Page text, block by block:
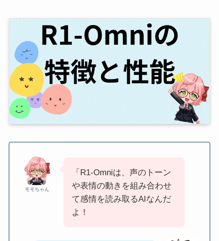
モモちゃん
「R1-Omniは、声のトーン
や表情の動きを組み合わせ
て感情を読み取るAIなんだ
よ！